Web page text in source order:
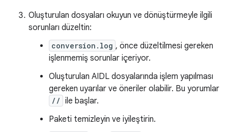
Oluşturulan dosyaları okuyun ve dönüştürmeyle ilgili
sorunları düzeltin:
conversion.log , önce düzeltilmesi gereken
işlenmemiş sorunlar içeriyor.
Oluşturulan AIDL dosyalarında işlem yapılması
gereken uyarılar ve öneriler olabilir. Bu yorumlar
// ile başlar.
Paketi temizleyin ve iyileştirin.